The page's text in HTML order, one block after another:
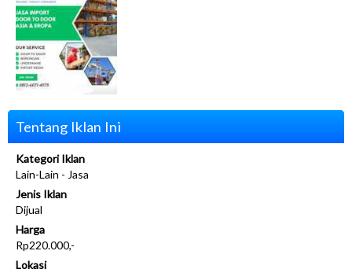
Tentang Iklan Ini
Kategori Iklan
Lain-Lain - Jasa
Jenis Iklan
Dijual
Harga
Rp220.000,-
Lokasi